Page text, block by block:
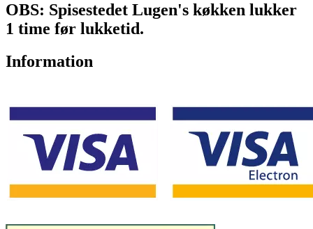
OBS: Spisestedet Lugen's køkken lukker
1 time før lukketid.
Information